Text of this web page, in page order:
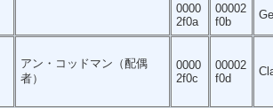
0000
2f0a
00002
f0b
アン・コッドマン（配偶
者）
0000
2f0c
00002
f0d